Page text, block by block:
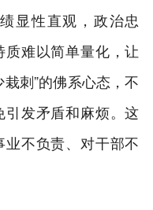
显性直观，政治忠
难以简单量化，让
刺”的佛系心态，不
发矛盾和麻烦。这
不负责、对干部不